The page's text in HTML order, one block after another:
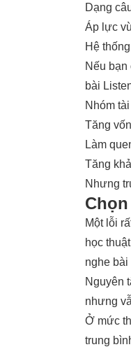
Dạng
Áp lực
Hệ
Nếu
bài
Nhóm
Tăng
Làm
Tăng
Nhưng
Một lỗi
học
nghe bài
Nguyên
nhưng
Ở mức
trung